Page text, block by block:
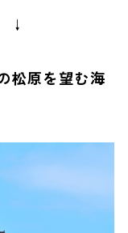
↓
松原を望む海